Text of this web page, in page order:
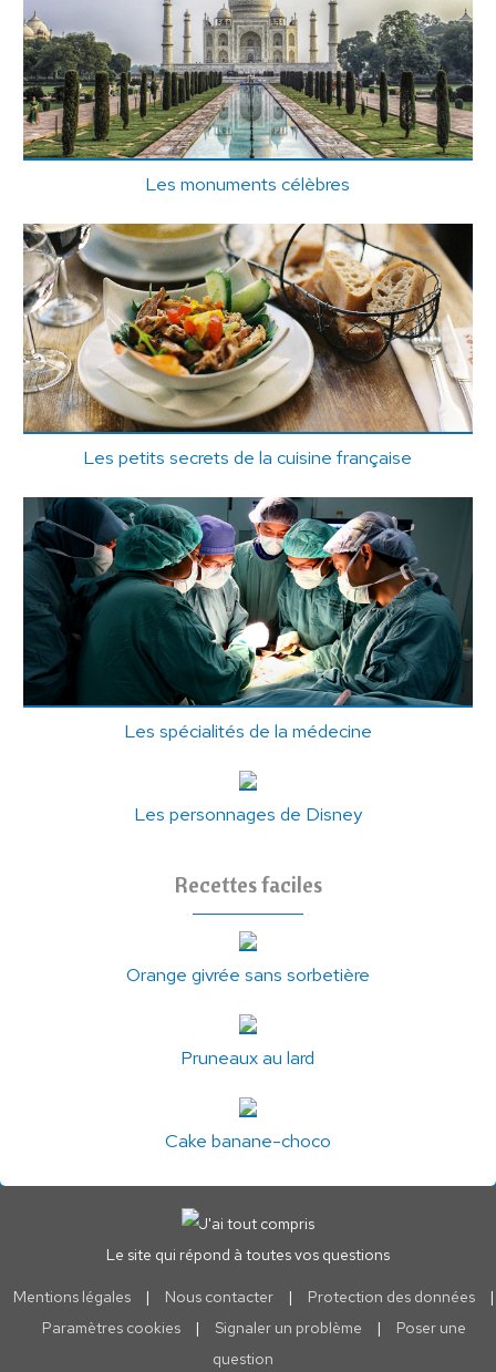
Les monuments célèbres
Les petits secrets de la cuisine française
Les spécialités de la médecine
Les personnages de Disney
Recettes faciles
Orange givrée sans sorbetière
Pruneaux au lard
Cake banane-choco
Le site qui répond à toutes vos questions
Mentions légales | Nous contacter | Protection des données
|
Paramètres cookies
| Signaler un problème |
Poser une
question